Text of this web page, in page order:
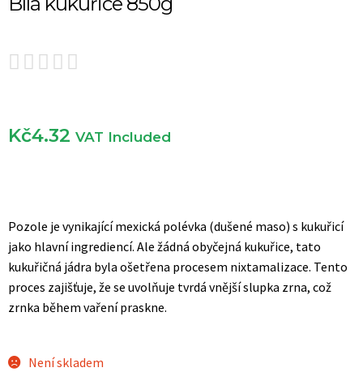
    
Kč4.32 VAT Included
Pozole je vynikající mexická polévka (dušené maso) s kukuřicí
jako hlavní ingrediencí. Ale žádná obyčejná kukuřice, tato
kukuřičná jádra byla ošetřena procesem nixtamalizace. Tento
proces zajišťuje, že se uvolňuje tvrdá vnější slupka zrna, což
zrnka během vaření praskne.
Není skladem